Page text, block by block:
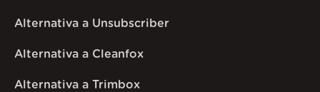
Alternativa a Unsubscriber
Alternativa a Cleanfox
Alternativa a Trimbox